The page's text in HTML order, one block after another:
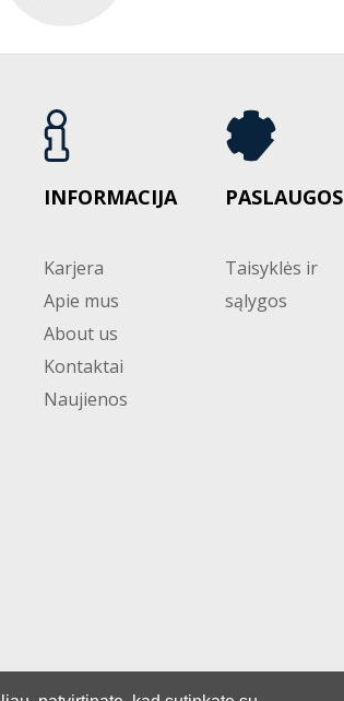
INFORMACIJA
Karjera
Apie mus
About us
Kontaktai
Naujienos
PASLAUGOS
Taisyklės ir
sąlygos